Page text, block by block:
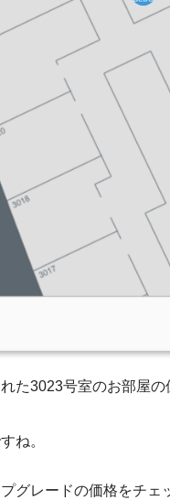
た3023号室のお部屋の
ね。
グレードの価格をチェ